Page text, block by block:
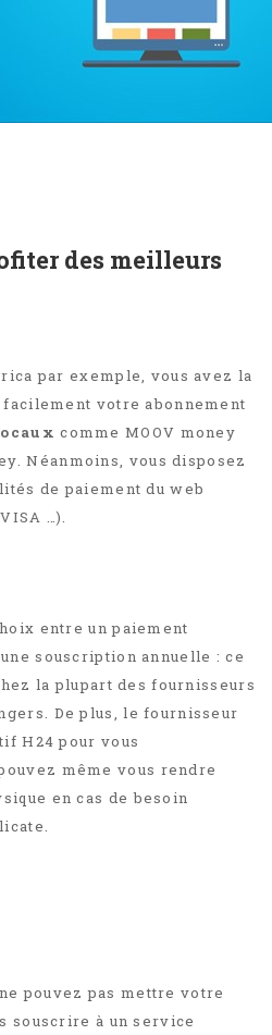
des meilleurs
par exemple, vous avez la
votre abonnement
comme MOOV money
Néanmoins, vous disposez
de paiement du web
…).
entre un paiement
souscription annuelle : ce
la plupart des fournisseurs
De plus, le fournisseur
H24 pour vous
même vous rendre
en cas de besoin
pouvez pas mettre votre
souscrire à un service